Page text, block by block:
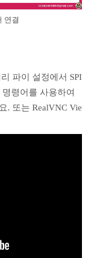
연결
파이 설정에서 SPI
령어를 사용하여
. 또는 RealVNC Vie